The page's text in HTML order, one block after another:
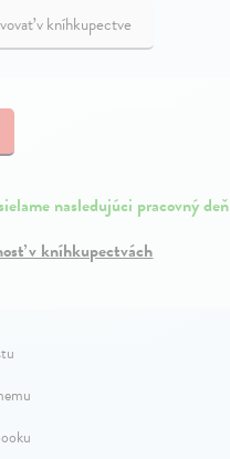
v kníhkupectve
nasledujúci pracovný deň
v kníhkupectvách